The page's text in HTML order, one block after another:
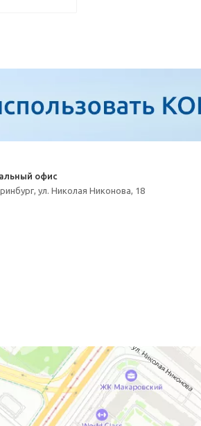
офис
ул. Николая Никонова, 18